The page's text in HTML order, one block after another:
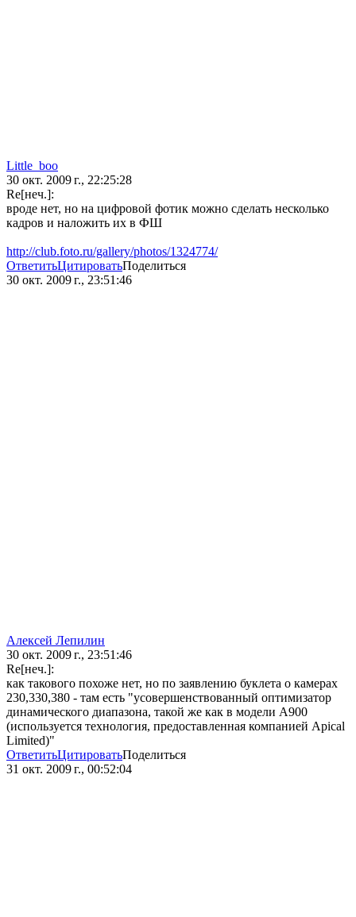
Little_boo
30 окт. 2009 г., 22:25:28
Re[неч.]:
вроде нет, но на цифровой фотик можно сделать несколько
кадров и наложить их в ФШ
http://club.foto.ru/gallery/photos/1324774/
ОтветитьЦитироватьПоделиться
30 окт. 2009 г., 23:51:46
Алексей Лепилин
30 окт. 2009 г., 23:51:46
Re[неч.]:
как такового похоже нет, но по заявлению буклета о камерах
230,330,380 - там есть "усовершенствованный оптимизатор
динамического диапазона, такой же как в модели A900
(используется технология, предоставленная компанией Apical
Limited)"
ОтветитьЦитироватьПоделиться
31 окт. 2009 г., 00:52:04